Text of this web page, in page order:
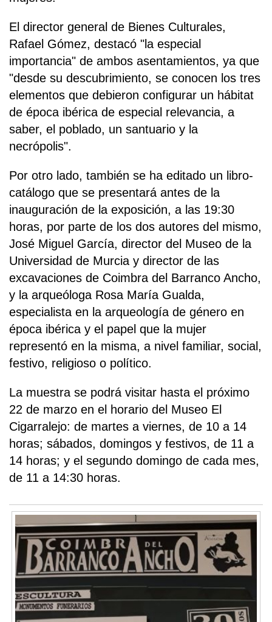
El director general de Bienes Culturales,
Rafael Gómez, destacó "la especial
importancia" de ambos asentamientos, ya que
"desde su descubrimiento, se conocen los tres
elementos que debieron configurar un hábitat
de época ibérica de especial relevancia, a
saber, el poblado, un santuario y la
necrópolis".
Por otro lado, también se ha editado un libro-
catálogo que se presentará antes de la
inauguración de la exposición, a las 19:30
horas, por parte de los dos autores del mismo,
José Miguel García, director del Museo de la
Universidad de Murcia y director de las
excavaciones de Coimbra del Barranco Ancho,
y la arqueóloga Rosa María Gualda,
especialista en la arqueología de género en
época ibérica y el papel que la mujer
representó en la misma, a nivel familiar, social,
festivo, religioso o político.
La muestra se podrá visitar hasta el próximo
22 de marzo en el horario del Museo El
Cigarralejo: de martes a viernes, de 10 a 14
horas; sábados, domingos y festivos, de 11 a
14 horas; y el segundo domingo de cada mes,
de 11 a 14:30 horas.